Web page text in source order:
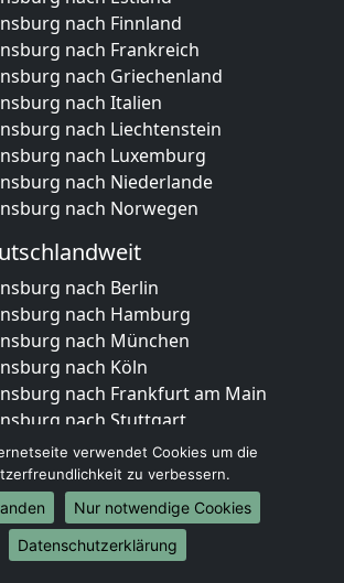
nach Finnland
nach Frankreich
nach Griechenland
nach Italien
nach Liechtenstein
nach Luxemburg
nach Niederlande
nach Norwegen
nach Berlin
nach Hamburg
nach München
nach Köln
nach Frankfurt am Main
nach Stuttgart
nach Düsseldorf
nach Leipzig
nach Dortmund
nach Essen
nach Bremen
verwendet Cookies um die
zu verbessern.
Nur notwendige Cookies
Datenschutzerklärung